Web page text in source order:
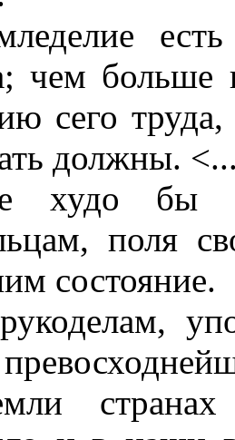
чем больше
сего
должны.
худо бы
поля
состояние.